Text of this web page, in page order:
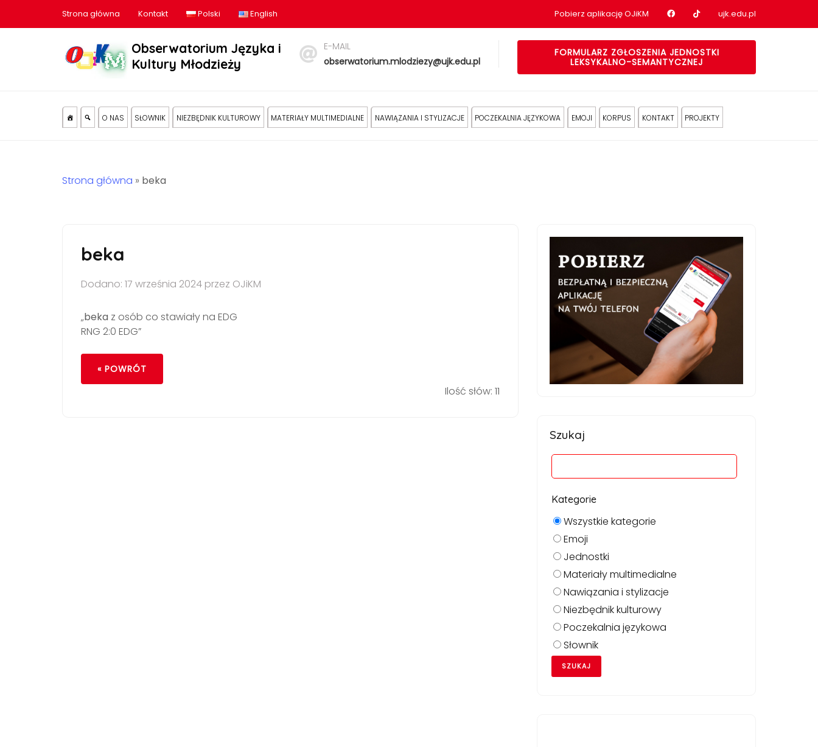
Strona główna Kontakt Polski English Pobierz aplikację OJiKM Nasz profil na Facebook
Nasz profil na tiktok
ujk.edu.pl
Obserwatorium Języka i
Kultury Młodzieży
E-MAIL
obserwatorium.mlodziezy@ujk.edu.pl
FORMULARZ ZGŁOSZENIA JEDNOSTKI
LEKSYKALNO-SEMANTYCZNEJ
O NAS SŁOWNIK NIEZBĘDNIK KULTUROWY MATERIAŁY MULTIMEDIALNE NAWIĄZANIA I STYLIZACJE POCZEKALNIA JĘZYKOWA EMOJI KORPUS KONTAKT PROJEKTY
Strona główna » beka
beka
Dodano: 17 września 2024 przez OJiKM
„beka z osób co stawiały na EDG
RNG 2:0 EDG”
« POWRÓT
Ilość słów: 11
Szukaj
Kategorie
Wszystkie kategorie
Emoji
Jednostki
Materiały multimedialne
Nawiązania i stylizacje
Niezbędnik kulturowy
Poczekalnia językowa
Słownik